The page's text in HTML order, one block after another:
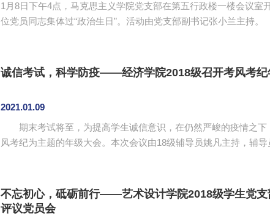
1月8日下午4点，马克思主义学院党支部在第五行政楼一楼会议室
位党员同志集体过“政治生日”。活动由党支部副书记张小兰主持。 党支部书记李洪君致辞，并强调开展党员“政治
通的桥梁和纽带。 此次 “政治生日 ”活动的主要方式是“五个一
诚信考试，科学防疫——经济学院2018级召开考风考纪
2021.01.09
期末考试将至，为提高学生诚信意识，在仍然严峻的疫情之下
风考纪为主题的年级大会。本次会议由18级辅导员姚凡主持，辅导员
学备考、诚信考试要求等方面做出了说明，并针对考试违规处理办
不忘初心，砥砺前行——艺术设计学院2018级学生党
评议党员会